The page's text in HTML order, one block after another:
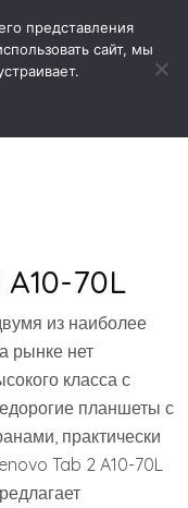
Tab 2
70L
из наиболее
рынке нет
класса с
планшеты с
практически
Tab 2 A10-70L
представления
сайт, мы